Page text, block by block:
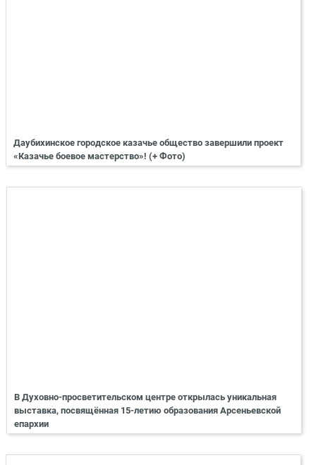
Даубихинское городское казачье общество завершили проект
«Казачье боевое мастерство»! (+ Фото)
В Духовно-просветительском центре открылась уникальная
выставка, посвящённая 15-летию образования Арсеньевской
епархии